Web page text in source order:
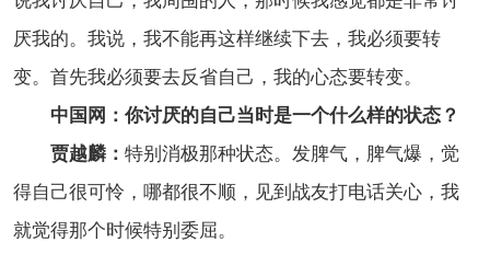
厌我的。我说，我不能再这样继续下去，我必须要转
变。首先我必须要去反省自己，我的心态要转变。
中国网：你讨厌的自己当时是一个什么样的状态？
贾越麟： 特别消极那种状态。发脾气，脾气爆，觉
得自己很可怜，哪都很不顺，见到战友打电话关心，我
就觉得那个时候特别委屈。